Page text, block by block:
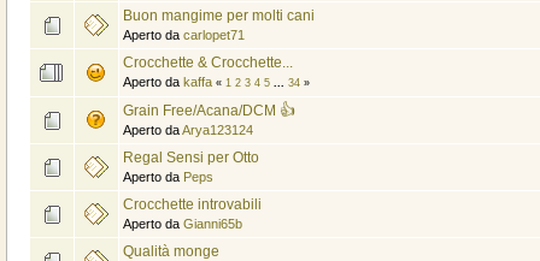
Buon mangime per molti cani
Aperto da carlopet71
Crocchette & Crocchette...
Aperto da kaffa « 1 2 3 4 5 34»
Grain Free/Acana/DCM 👍
Aperto daArya123124
Regal Sensi per Otto
Aperto da Peps
Crocchette introvabili
Aperto da Gianni65b
Qualità monge